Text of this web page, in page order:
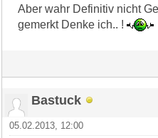
Aber wahr Definitiv nicht
gemerkt Denke ich.. !
Bastuck
05.02.2013, 12:00